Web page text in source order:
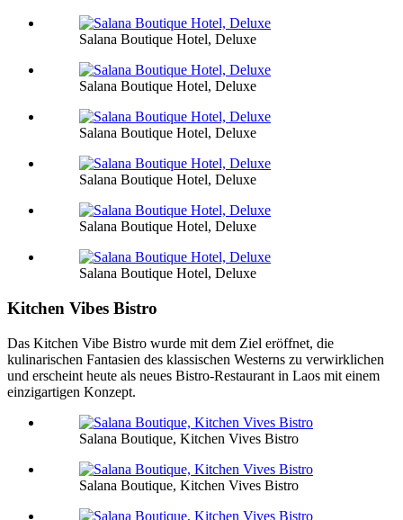
Salana Boutique Hotel, Deluxe
Salana Boutique Hotel, Deluxe
Salana Boutique Hotel, Deluxe
Salana Boutique Hotel, Deluxe
Salana Boutique Hotel, Deluxe
Salana Boutique Hotel, Deluxe
Kitchen Vibes Bistro
Das Kitchen Vibe Bistro wurde mit dem Ziel eröffnet, die
kulinarischen Fantasien des klassischen Westerns zu verwirklichen
und erscheint heute als neues Bistro-Restaurant in Laos mit einem
einzigartigen Konzept.
Salana Boutique, Kitchen Vives Bistro
Salana Boutique, Kitchen Vives Bistro